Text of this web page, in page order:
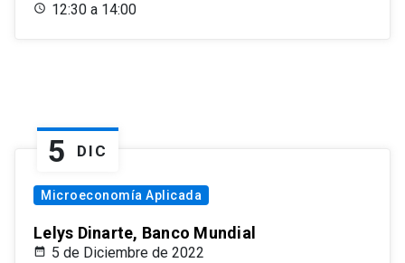
12:30 a 14:00
5 DIC
Microeconomía Aplicada
Lelys Dinarte, Banco Mundial
5 de Diciembre de 2022